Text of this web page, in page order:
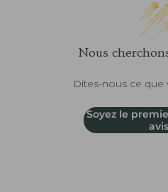
Nous
Dites-nous ce que
Soyez le
avis